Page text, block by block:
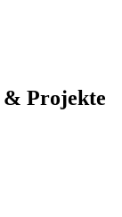
& Projekte